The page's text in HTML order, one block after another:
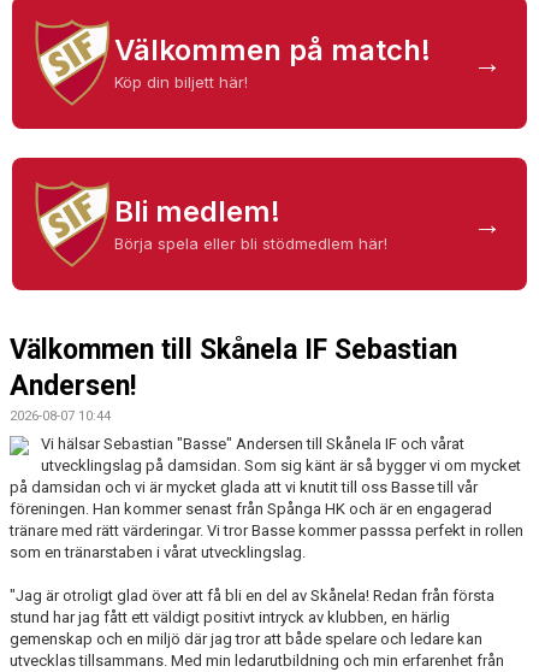
PARTNERS
MATCHER
KONTAKT LAG
DOMARE/FUNKTIONÄRER
DOKUMENT
LÄNKAR
KORTPLANSSPELEN
Välkommen på match!
Köp din biljett här!
→
Bli medlem!
Börja spela eller bli stödmedlem här!
→
Välkommen till Skånela IF Sebastian
Andersen!
2026-08-07 10:44
Vi hälsar Sebastian "Basse" Andersen till Skånela IF och vårat
utvecklingslag på damsidan. Som sig känt är så bygger vi om mycket
på damsidan och vi är mycket glada att vi knutit till oss Basse till vår
föreningen. Han kommer senast från Spånga HK och är en engagerad
tränare med rätt värderingar. Vi tror Basse kommer passsa perfekt in rollen
som en tränarstaben i vårat utvecklingslag.
"Jag är otroligt glad över att få bli en del av Skånela! Redan från första
stund har jag fått ett väldigt positivt intryck av klubben, en härlig
gemenskap och en miljö där jag tror att både spelare och ledare kan
utvecklas tillsammans. Med min ledarutbildning och min erfarenhet från